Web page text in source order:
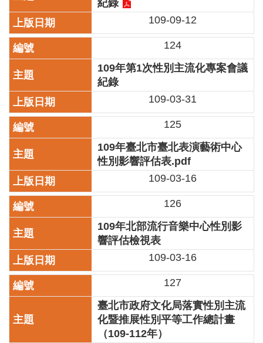
區
珍
貴
化
資
源
補
助/
申
案
件
政
府
公
開
資
訊
絡
資
紀錄
109-09-12
124
109年第1次性別主流化專案會議
紀錄
109-03-31
125
109年臺北市臺北表演藝術中心
性別影響評估表.pdf
109-03-16
126
109年北部流行音樂中心性別影
響評估檢視表
109-03-16
127
臺北市政府文化局落實性別主流
化暨推展性別平等工作總計畫
（109-112年）